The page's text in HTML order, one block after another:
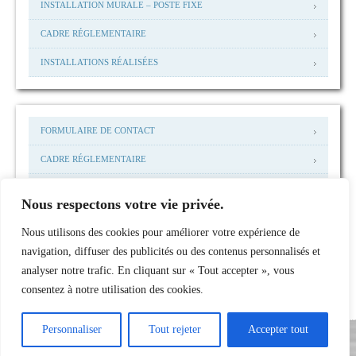
Nous respectons votre vie privée.
Nous utilisons des cookies pour améliorer votre expérience de
navigation, diffuser des publicités ou des contenus personnalisés et
analyser notre trafic. En cliquant sur « Tout accepter », vous
consentez à notre utilisation des cookies.
Personnaliser Tout rejeter Accepter tout
INSTALLATION MURALE – POSTE FIXE
CADRE RÉGLEMENTAIRE
INSTALLATIONS RÉALISÉES
FORMULAIRE DE CONTACT
CADRE RÉGLEMENTAIRE